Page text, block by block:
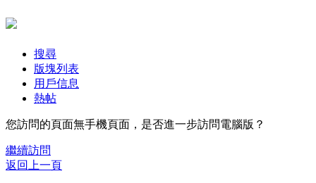
搜尋
版塊列表
用戶信息
熱帖
您訪問的頁面無手機頁面，是否進一步訪問電腦版？
繼續訪問
返回上一頁